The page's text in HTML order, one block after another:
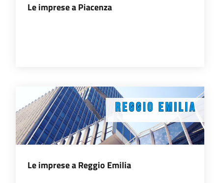
digitale
Pagamenti
on line
Accedi
Le imprese a Piacenza
Le imprese a Reggio Emilia